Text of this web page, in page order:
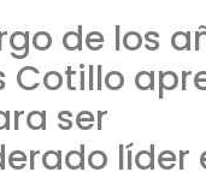
de los
Cotillo
ser
líder